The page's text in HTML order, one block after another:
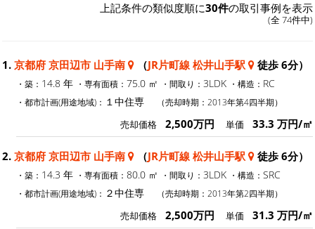
上記条件の類似度順に30件の取引事例を表示
(全 74件中)
1. 京都府 京田辺市 山手南 （JR片町線 松井山手駅 徒歩 6分）
・築： 14.8 年 ・専有面積： 75.0 ㎡ ・間取り： 3LDK ・構造： RC
・都市計画(用途地域)： １中住専 （売却時期：2013年第4四半期）
売却価格 2,500万円 単価 33.3 万円/㎡
2. 京都府 京田辺市 山手南 （JR片町線 松井山手駅 徒歩 6分）
・築： 14.3 年 ・専有面積： 80.0 ㎡ ・間取り： 3LDK ・構造： SRC
・都市計画(用途地域)： ２中住専 （売却時期：2013年第2四半期）
売却価格 2,500万円 単価 31.3 万円/㎡